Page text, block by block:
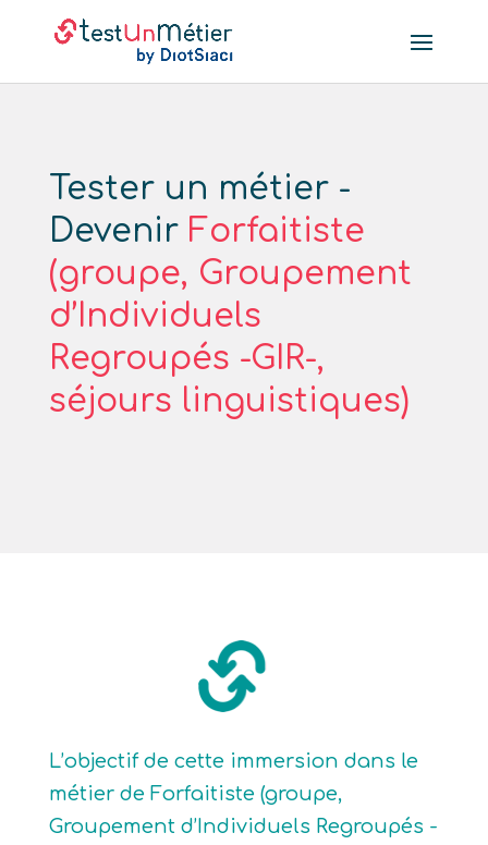
Tester un métier -
Devenir Forfaitiste
(groupe, Groupement
d’Individuels
Regroupés -GIR-,
séjours linguistiques)
L’objectif de cette immersion dans le
métier de Forfaitiste (groupe,
Groupement d’Individuels Regroupés -